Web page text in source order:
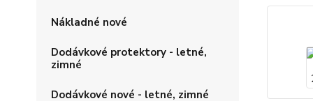
Nákladné nové
Dodávkové protektory - letné,
zimné
Dodávkové nové - letné, zimné